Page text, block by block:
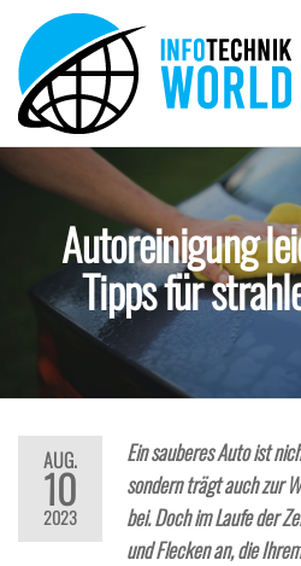
Inhalt
springen
Autoreinigung
Tipps für
AUG.
10
2023
Ein sauberes Auto ist
sondern trägt auch zur
bei. Doch im Laufe der
und Flecken an, die